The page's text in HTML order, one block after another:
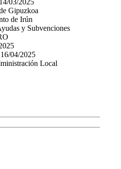
14/03/2025
Gipuzkoa
de Irún
y Subvenciones
16/04/2025
Local